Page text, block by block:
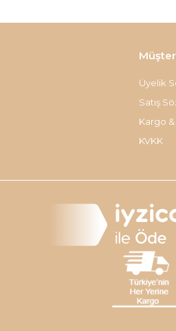
Üyelik
Satış
Kargo
KVKK